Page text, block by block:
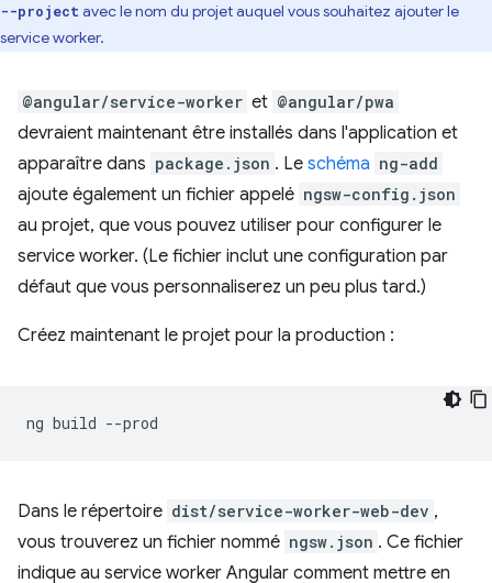
--project avec le nom du projet auquel vous souhaitez ajouter le
service worker.
@angular/service-worker et @angular/pwa
devraient maintenant être installés dans l'application et
apparaître dans package.json . Le schéma ng-add
ajoute également un fichier appelé ngsw-config.json
au projet, que vous pouvez utiliser pour configurer le
service worker. (Le fichier inclut une configuration par
défaut que vous personnaliserez un peu plus tard.)
Créez maintenant le projet pour la production :
ng build
Dans le répertoire dist/service-worker-web-dev ,
vous trouverez un fichier nommé ngsw.json . Ce fichier
indique au service worker Angular comment mettre en